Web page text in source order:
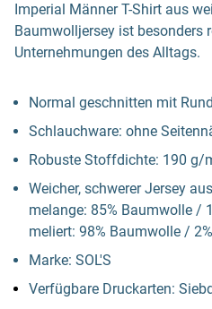
Imperial Männer T-Shirt aus
Baumwolljersey ist besonders
Unternehmungen des Alltags.
Normal geschnitten mit
Schlauchware: ohne
Robuste Stoffdichte: 190 g/
Weicher, schwerer Jersey
melange: 85% Baumwolle /
meliert: 98% Baumwolle /
Marke: SOL'S
Verfügbare Druckarten: